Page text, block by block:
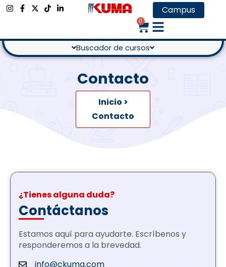
Campus
0
Buscador de cursos
Contacto
Inicio >
Contacto
¿Tienes alguna duda?
Contáctanos
Estamos aquí para ayudarte. Escríbenos y
responderemos a la brevedad.
info@ckuma.com